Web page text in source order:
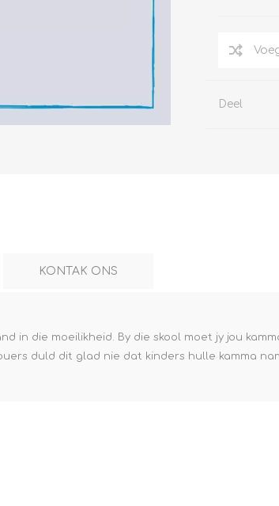
Deel
KONTAK ONS
in die moeilikheid. By die skool moet jy jou
duld dit glad nie dat kinders hulle kamma